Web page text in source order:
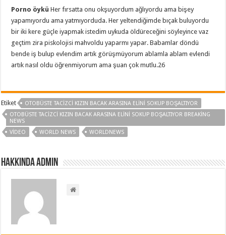
Porno öykü Her fırsatta onu okşuyordum ağlıyordu ama bişey
yapamıyordu ama yatmıyorduda. Her yeltendiğimde bıçak buluyordu
bir iki kere güçle iyapmak istedim uykuda öldüreceğini söyleyince vaz
geçtim zira piskolojisi mahvoldu yaparmı yapar. Babamlar döndü
bende iş bulup evlendim artık görüşmüyorum ablamla ablam evlendi
artık nasıl oldu öğrenmiyorum ama şuan çok mutlu.26
Etiket
OTOBÜSTE TACIZCI KIZIN BACAK ARASINA ELINI SOKUP BOŞALTIYOR
OTOBÜSTE TACIZCI KIZIN BACAK ARASINA ELINI SOKUP BOŞALTIYOR BREAKING
NEWS
VIDEO
WORLD NEWS WORLDNEWS
Hakkında admin